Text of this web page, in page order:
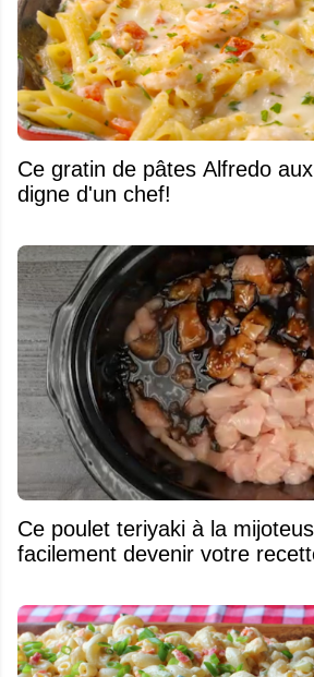
Ce gratin de pâtes Alfredo
digne d'un chef!
Ce poulet teriyaki à la
facilement devenir votre